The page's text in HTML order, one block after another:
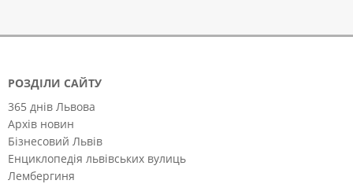
РОЗДІЛИ САЙТУ
365 днів Львова
Архів новин
Бізнесовий Львів
Енциклопедія львівських вулиць
Лембергиня